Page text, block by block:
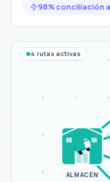
98% conciliación
ALMACÉN
4 rutas activas